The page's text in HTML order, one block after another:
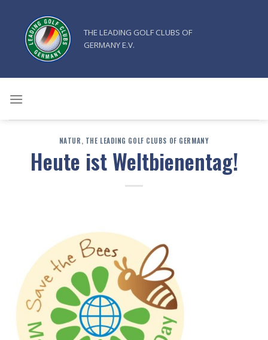
springen
THE LEADING GOLF CLUBS OF
GERMANY E.V.
NATUR, THE LEADING GOLF CLUBS OF GERMANY
Heute ist Weltbienentag!